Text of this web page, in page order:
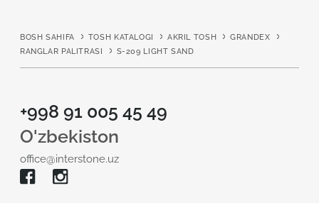
BOSH SAHIFA TOSH KATALOGI AKRIL TOSH
GRANDEX
RANGLAR PALITRASI
S-209 LIGHT SAND
+998 91 005 45 49
O'zbekiston
office@interstone.uz